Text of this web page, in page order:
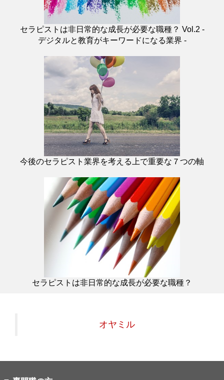
セラピストは非日常的な成長が必要な職種？ Vol.2 -
デジタルと教育がキーワードになる業界 -
今後のセラピスト業界を考える上で重要な７つの軸
セラピストは非日常的な成長が必要な職種？
オヤミル